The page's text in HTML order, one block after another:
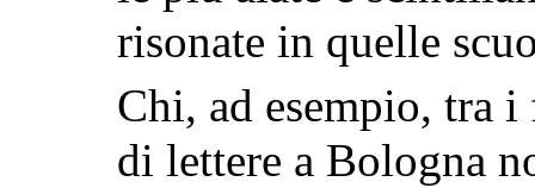
risonate in quelle
Chi, ad esempio, tra
di lettere a Bologna